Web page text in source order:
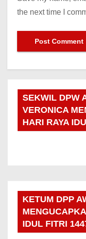
the next time I
SEKWIL DPW
VERONICA
HARI RAYA
KETUM DPP
IDUL FITRI